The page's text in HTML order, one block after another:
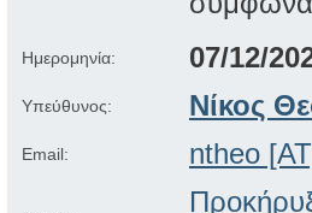
Ημερομηνία: 07/12/
Υπεύθυνος: Νίκος
Email: ntheo